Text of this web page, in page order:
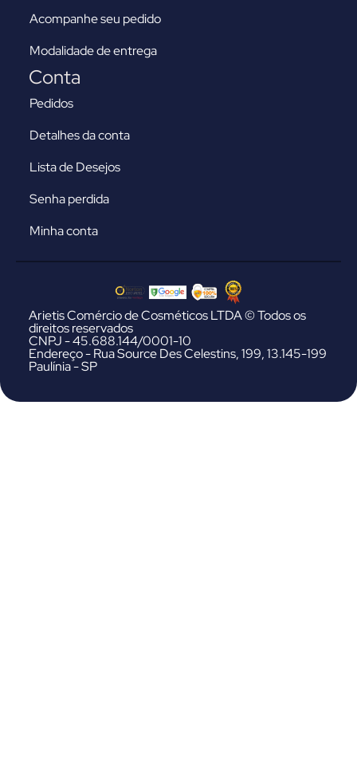
Acompanhe seu pedido
Modalidade de entrega
Conta
Pedidos
Detalhes da conta
Lista de Desejos
Senha perdida
Minha conta
Arietis Comércio de Cosméticos LTDA © Todos os
direitos reservados
CNPJ - 45.688.144/0001-10
Endereço - Rua Source Des Celestins, 199, 13.145-199
Paulínia - SP